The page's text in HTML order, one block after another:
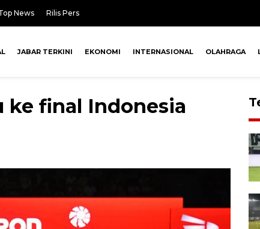
News Rilis Pers
JABAR TERKINI EKONOMI INTERNASIONAL OLAHRAGA
ke final Indonesia